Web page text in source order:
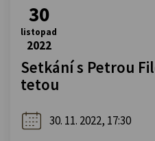
30
listopad
2022
Setkání s Petrou
tetou
30. 11. 2022, 17:30